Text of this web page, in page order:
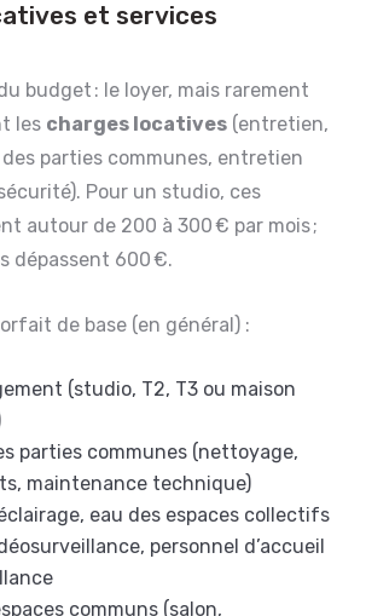
et services
budget : le loyer, mais rarement
les charges locatives (entretien,
parties communes, entretien
Pour un studio, ces
autour de 200 à 300 € par mois ;
dépassent 600 €.
de base (en général) :
(studio, T2, T3 ou maison
parties communes (nettoyage,
maintenance technique)
eau des espaces collectifs
personnel d’accueil
communs (salon,